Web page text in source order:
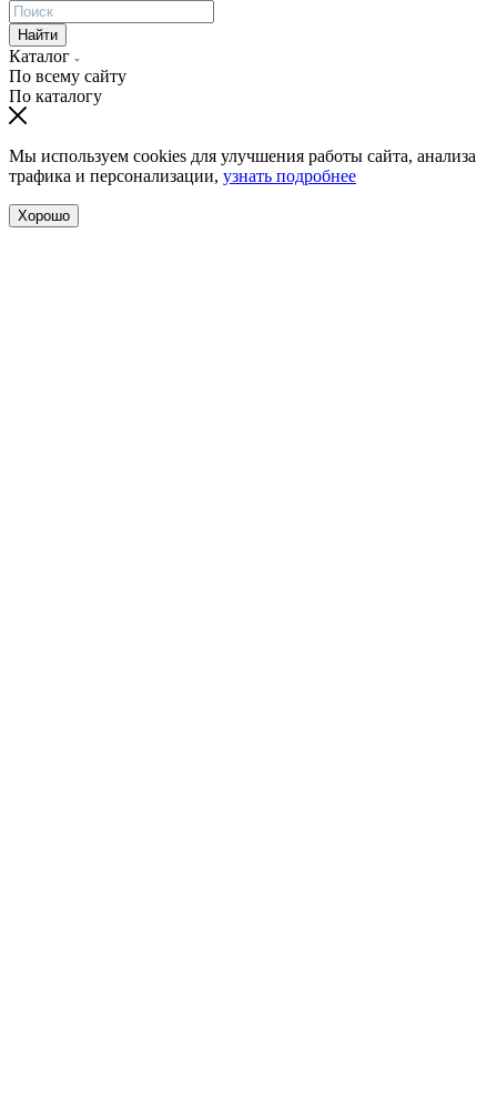
Найти
Каталог
По всему сайту
По каталогу
Мы используем cookies для улучшения работы сайта, анализа
трафика и персонализации, узнать подробнее
Хорошо